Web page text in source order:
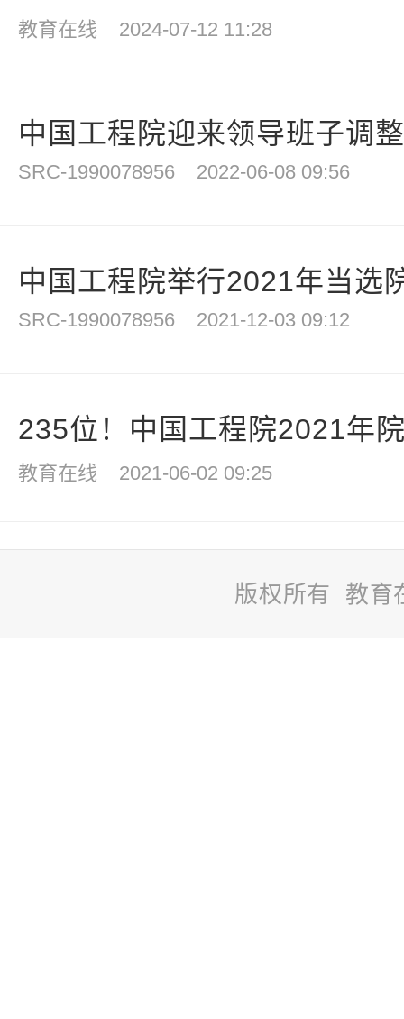
教育在线 2024-07-12 11:28
中国工程院迎来领导班子调整
SRC-1990078956 2022-06-08 09:56
中国工程院举行2021年当选
SRC-1990078956 2021-12-03 09:12
235位！中国工程院2021年
教育在线 2021-06-02 09:25
版权所有 教育